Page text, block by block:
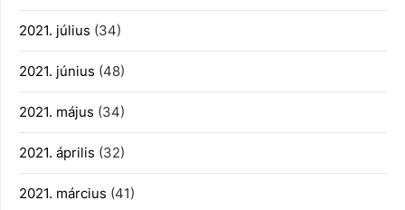
2021. július (34)
2021. június (48)
2021. május (34)
2021. április (32)
2021. március (41)